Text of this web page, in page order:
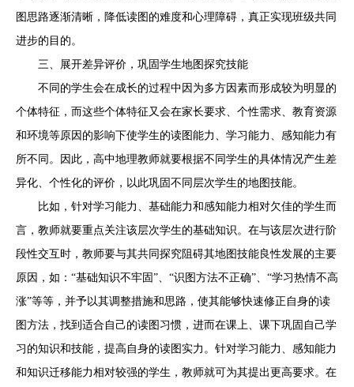
图思路逐渐清晰，降低读图的难度和心理障碍，真正实现班级共同
进步的目的。
三、展开差异评价，巩固学生地图探究技能
不同的学生会在成长的过程中因为多方因素而形成较为明显的
个体特征，而这些个体特征又会在家长要求、个性需求、教育资源
和环境等原因的影响下使学生的读图能力、学习能力、感知能力有
所不同。因此，高中地理教师就要根据不同学生的具体情况产生差
异化、个性化的评价，以此巩固不同层次学生的地图技能。
比如，针对学习能力、基础能力和感知能力相对欠佳的学生而
言，教师就要重点关注该层次学生的基础知识。在与该层次进行阶
段性交互时，教师要与其共同探究阻碍其地图技能良性发展的主要
原因，如：“基础知识不牢固”、“识图方法不正确”、“学习热情不高
涨”等等，并予以其调整措施和思路，使其能够快速修正自身的读
图方法，找到适合自己的读图习惯，进而在课上、课下巩固自己学
习的知识和技能，提高自身的读图实力。针对学习能力、感知能力
和知识迁移能力相对较强的学生，教师就可为其提出更高要求。在